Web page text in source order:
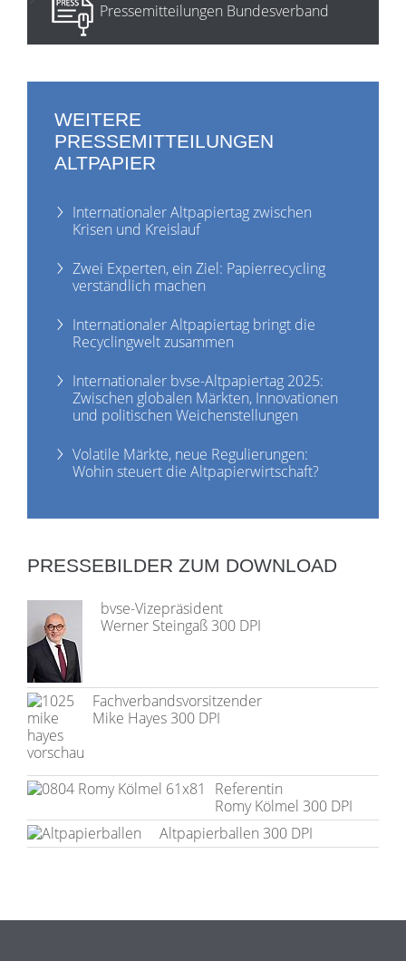
Pressemitteilungen Bundesverband
WEITERE
PRESSEMITTEILUNGEN
ALTPAPIER
Internationaler Altpapiertag zwischen
Krisen und Kreislauf
Zwei Experten, ein Ziel: Papierrecycling
verständlich machen
Internationaler Altpapiertag bringt die
Recyclingwelt zusammen
Internationaler bvse-Altpapiertag 2025:
Zwischen globalen Märkten, Innovationen
und politischen Weichenstellungen
Volatile Märkte, neue Regulierungen:
Wohin steuert die Altpapierwirtschaft?
PRESSEBILDER ZUM DOWNLOAD
bvse-Vizepräsident
Werner Steingaß 300 DPI
Fachverbandsvorsitzender
Mike Hayes 300 DPI
Referentin
Romy Kölmel 300 DPI
Altpapierballen 300 DPI